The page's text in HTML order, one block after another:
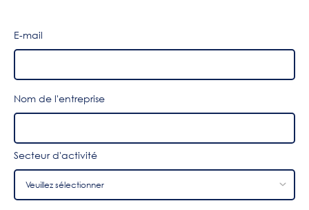
E-mail
Nom de l'entreprise
Secteur d'activité